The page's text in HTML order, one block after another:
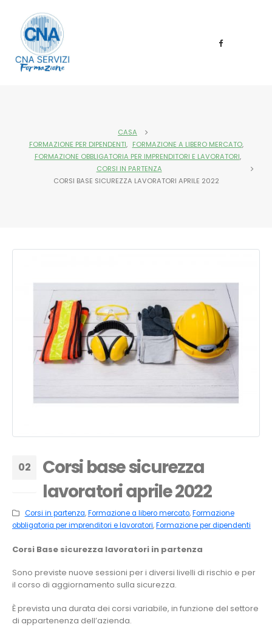
CASA
FORMAZIONE PER DIPENDENTI, FORMAZIONE A LIBERO MERCATO,
FORMAZIONE OBBLIGATORIA PER IMPRENDITORI E LAVORATORI,
CORSI IN PARTENZA
CORSI BASE SICUREZZA LAVORATORI APRILE 2022
02
Corsi base sicurezza
lavoratori aprile 2022
Corsi in partenza,Formazione a libero mercato,Formazione
obbligatoria per imprenditori e lavoratori,Formazione per dipendenti
Corsi Base sicurezza lavoratori in partenza
Sono previste nuove sessioni per i diversi livelli di rischio e per
il corso di aggiornamento sulla sicurezza.
È prevista una durata dei corsi variabile, in funzione del settore
di appartenenza dell’azienda.